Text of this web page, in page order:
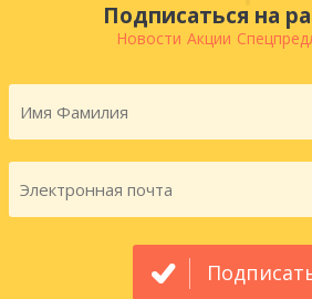
Подписаться на
Новости Акции